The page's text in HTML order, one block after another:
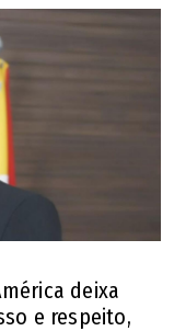
opinião de O
propósito de
o debate de
deixa
e respeito,